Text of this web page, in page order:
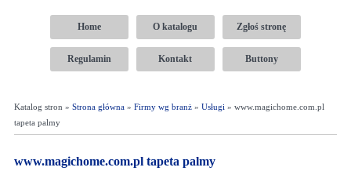
Home O katalogu Zgłoś stronę
Regulamin Kontakt Buttony
Katalog stron » Strona główna» Firmy wg branż» Usługi » www.magichome.com.pl
tapeta palmy
www.magichome.com.pl tapeta palmy